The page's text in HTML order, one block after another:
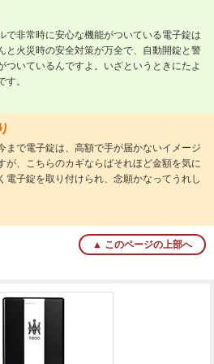
で非常時に安心な機能がついている電子錠は
と火災時の安全対策が万全で、自動開錠と警
ついているんですよ。いざというときにたよ
す。
まで電子錠は、高額で手が届かないイメージ
が、こちらのカギならばそれほど金額を気に
電子錠を取り付けられ、念願かなってうれし
▲ このページの上部へ